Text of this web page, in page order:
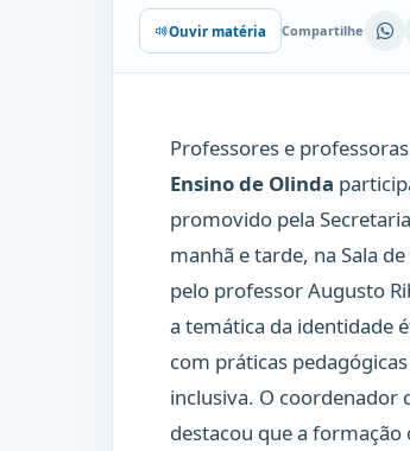
Ouvir matéria Compartilhe
Professores e
Ensino de Olinda
promovido pela
manhã e tarde, na Sala
pelo professor Augusto
a temática da identidade
com práticas
inclusiva. O coordenador
destacou que a